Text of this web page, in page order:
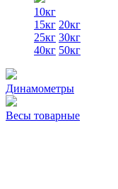
10кг
15кг 20кг
25кг 30кг
40кг 50кг
Динамометры
Весы товарные